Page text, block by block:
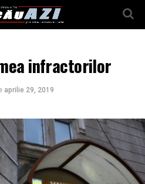
infractorilor
aprilie 29, 2019